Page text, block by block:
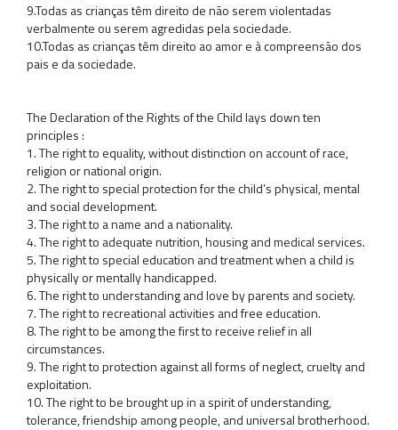
9.Todas as crianças têm direito de não serem violentadas
verbalmente ou serem agredidas pela sociedade.
10.Todas as crianças têm direito ao amor e à compreensão dos
pais e da sociedade.
The Declaration of the Rights of the Child lays down ten
principles :
1. The right to equality, without distinction on account of race,
religion or national origin.
2. The right to special protection for the child’s physical, mental
and social development.
3. The right to a name and a nationality.
4. The right to adequate nutrition, housing and medical services.
5. The right to special education and treatment when a child is
physically or mentally handicapped.
6. The right to understanding and love by parents and society.
7. The right to recreational activities and free education.
8. The right to be among the first to receive relief in all
circumstances.
9. The right to protection against all forms of neglect, cruelty and
exploitation.
10. The right to be brought up in a spirit of understanding,
tolerance, friendship among people, and universal brotherhood.